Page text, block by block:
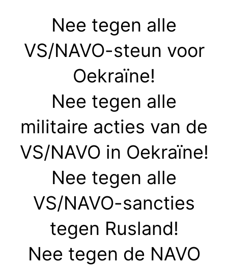
Nee tegen alle
VS/NAVO-steun voor
Oekraïne!
Nee tegen alle
militaire acties van de
VS/NAVO in Oekraïne!
Nee tegen alle
VS/NAVO-sancties
tegen Rusland!
Nee tegen de NAVO